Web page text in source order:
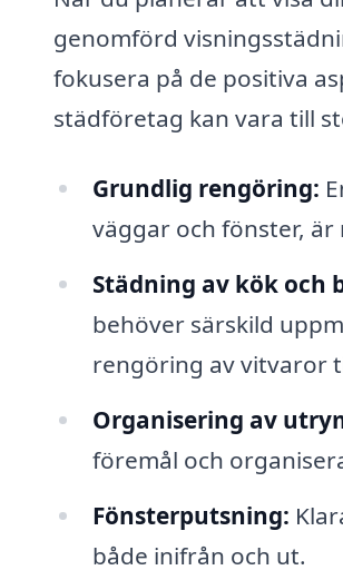
genomförd
fokusera på de positiva
städföretag kan vara till
Grundlig rengöring:
väggar och fönster,
Städning av kök och
behöver särskild
rengöring av vitvaror
Organisering av
föremål och
Fönsterputsning:
både inifrån och ut.